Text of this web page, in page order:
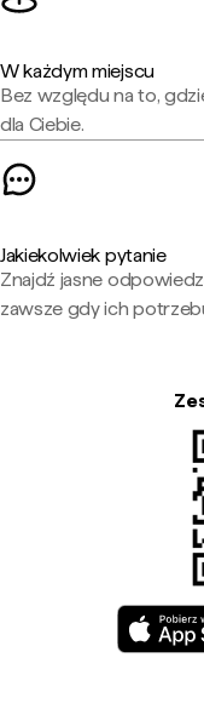
W każdym miejscu
Bez względu na to,
dla Ciebie.
Jakiekolwiek pytanie
Znajdź jasne
zawsze gdy ich